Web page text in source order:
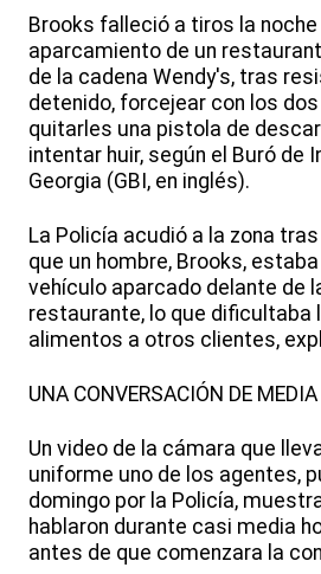
Brooks falleció a tiros la noche
aparcamiento de un
de la cadena Wendy's, tras
detenido, forcejear con los
quitarles una pistola de
intentar huir, según el Buró de
Georgia (GBI, en inglés).
La Policía acudió a la zona
que un hombre, Brooks,
vehículo aparcado delante de
restaurante, lo que dificultaba
alimentos a otros clientes,
UNA CONVERSACIÓN DE
Un video de la cámara que
uniforme uno de los agentes,
domingo por la Policía,
hablaron durante casi media
antes de que comenzara la